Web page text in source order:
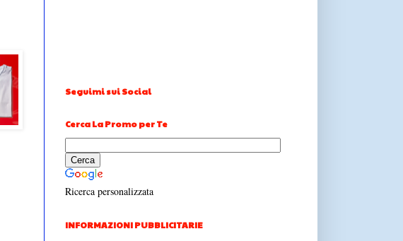
Seguimi sui Social
Cerca La Promo per Te
Ricerca personalizzata
INFORMAZIONI PUBBLICITARIE